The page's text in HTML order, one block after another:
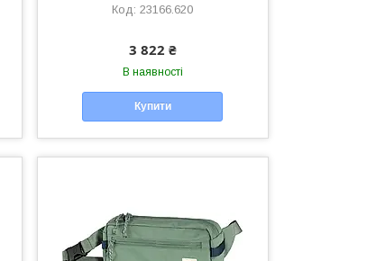
23166.620
3 822 ₴
В наявності
Купити